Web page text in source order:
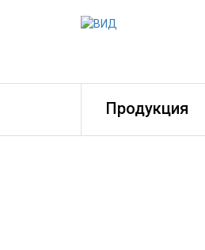
Продукция